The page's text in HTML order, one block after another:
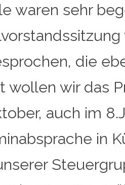
waren sehr
die
wollen wir das
auch im
in